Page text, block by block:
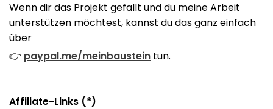
Wenn dir das Projekt gefällt und du meine Arbeit
unterstützen möchtest, kannst du das ganz einfach
über
👉 paypal.me/meinbaustein tun.
Affiliate-Links (*)